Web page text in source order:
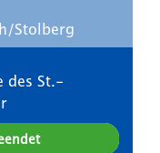
Stolberg
des St.-